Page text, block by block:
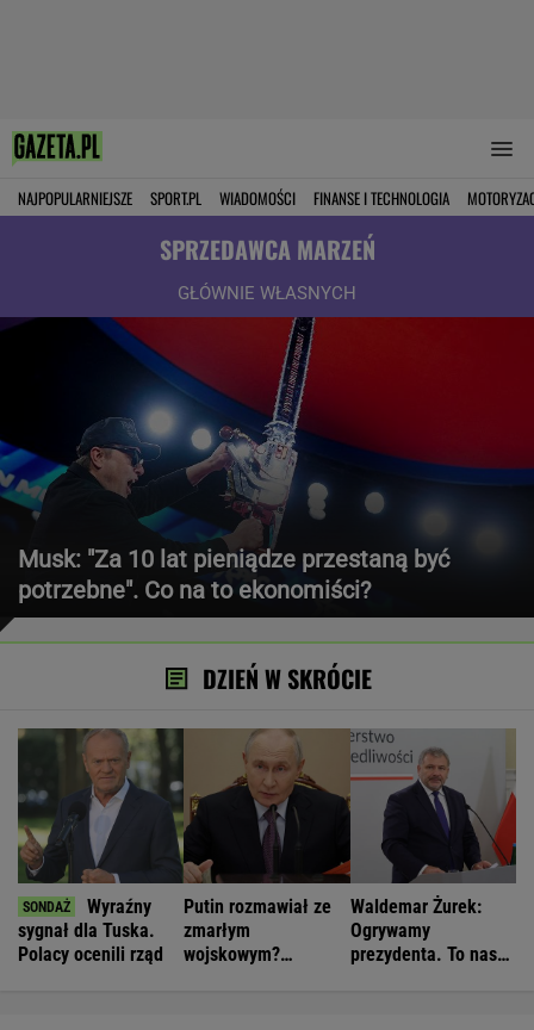
NAJPOPULARNIEJSZE SPORT.PL WIADOMOŚCI FINANSE I TECHNOLOGIA
SPRZEDAWCA MARZEŃ
GŁÓWNIE WŁASNYCH
Musk: "Za 10 lat pieniądze przestaną być
potrzebne". Co na to ekonomiści?
DZIEŃ W SKRÓCIE
Wyraźny
sygnał dla Tuska.
Polacy ocenili rząd
Putin rozmawiał ze
zmarłym
wojskowym?
Waldemar Żurek:
Ogrywamy
prezydenta. To nasz